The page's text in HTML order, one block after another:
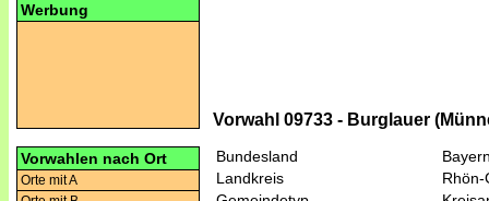
Werbung
Vorwahlen nach Ort
Orte mit A
Vorwahl 09733 - Burglauer
Bundesland
Landkreis
Rhön-